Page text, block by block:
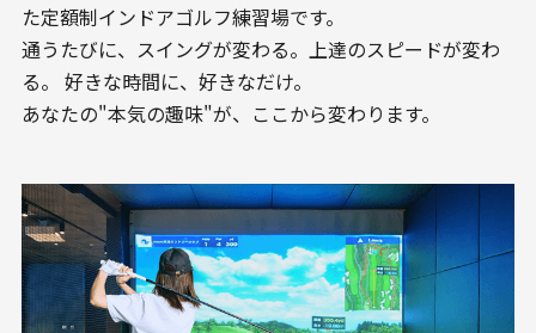
た定額制インドアゴルフ練習場です。
通うたびに、スイングが変わる。上達のスピードが変わ
る。 好きな時間に、好きなだけ。
あなたの"本気の趣味"が、ここから変わります。